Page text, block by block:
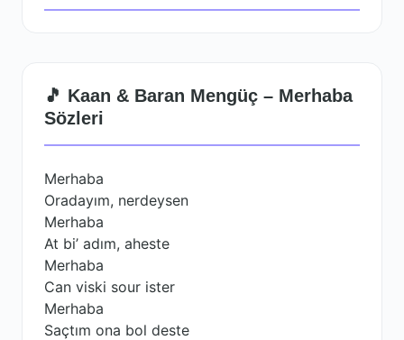
🎵 Kaan & Baran Mengüç – Merhaba
Sözleri
Merhaba
Oradayım, nerdeysen
Merhaba
At bi’ adım, aheste
Merhaba
Can viski sour ister
Merhaba
Saçtım ona bol deste